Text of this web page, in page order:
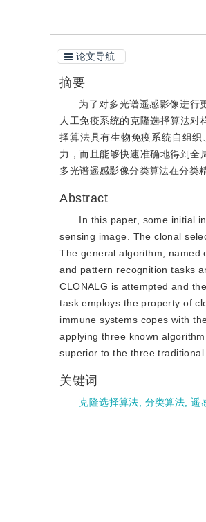
论文导航
摘要
为了对多光谱遥感影像进行
人工免疫系统的克隆选择算法
择算法具有生物免疫系统自组
力，而且能够快速准确地得到全
多光谱遥感影像分类算法在分类
Abstract
In this paper, some initial
sensing image. The clonal
The general algorithm, named
and pattern recognition tasks
CLONALG is attempted and
task employs the property of
immune systems copes with
applying three known
superior to the three
关键词
克隆选择算法; 分类算法;遥